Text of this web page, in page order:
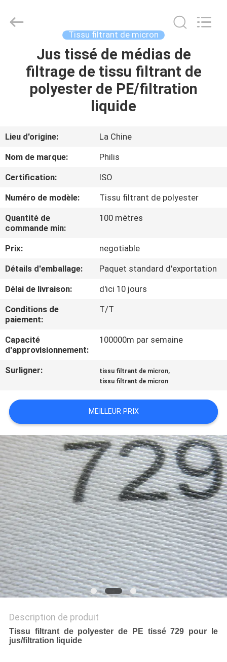
MAISON
AU
SUJET
DE
VISITE
CONTRÔLE
DE
QUALITÉ
CONTACTEZ-
NOUS
UNE
CITATION
PLAN
DU
SITE
PRIVACY
POLICY
Technology
Tissu filtrant de micron
Jus tissé de médias de
filtrage de tissu filtrant de
polyester de PE/filtration
liquide
Lieu d'origine:
La Chine
Nom de marque:
Philis
Certification:
ISO
Numéro de modèle:
Tissu filtrant de polyester
Quantité de
commande min:
100 mètres
Prix:
negotiable
Détails d'emballage:
Paquet standard d'exportation
Délai de livraison:
d'ici 10 jours
Conditions de
paiement:
T/T
Capacité
d'approvisionnement:
100000m par semaine
Surligner: tissu filtrant de micron,
tissu filtrant de micron
MEILLEUR PRIX
Description de produit
Tissu filtrant de polyester de PE tissé 729 pour le
jus/filtration liquide